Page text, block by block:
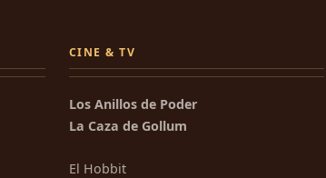
CINE & TV
Los Anillos de Poder
La Caza de Gollum
El Hobbit